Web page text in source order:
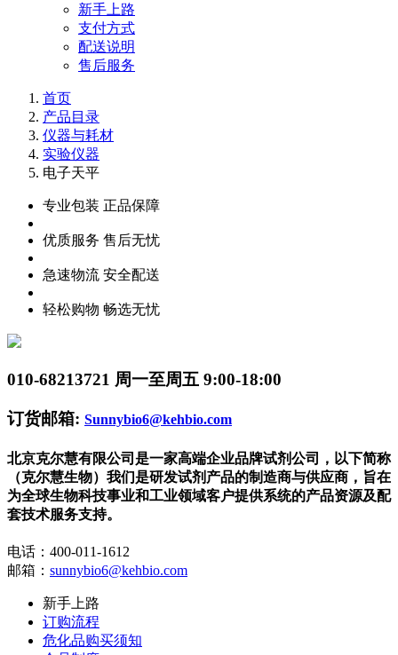
新手上路
支付方式
配送说明
售后服务
首页
产品目录
仪器与耗材
实验仪器
电子天平
专业包装 正品保障
优质服务 售后无忧
急速物流 安全配送
轻松购物 畅选无忧
010-68213721 周一至周五 9:00-18:00
订货邮箱: Sunnybio6@kehbio.com
北京克尔慧有限公司是一家高端企业品牌试剂公司，以下简称
（克尔慧生物）我们是研发试剂产品的制造商与供应商，旨在
为全球生物科技事业和工业领域客户提供系统的产品资源及配
套技术服务支持。
电话：400-011-1612
邮箱： sunnybio6@kehbio.com
新手上路
订购流程
危化品购买须知